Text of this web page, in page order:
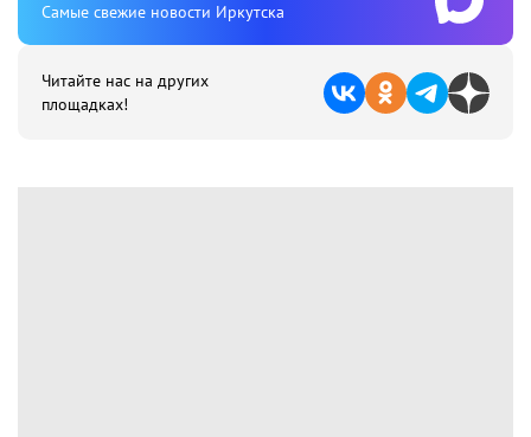
Cамые свежие новости Иркутска
Читайте нас на других
площадках!